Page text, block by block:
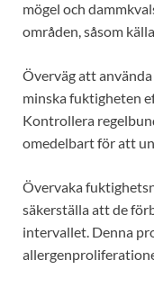
mögel och
områden, såsom
Överväg att
minska fuktigheten
Kontrollera
omedelbart för att
Övervaka
säkerställa att de
intervallet. Denna